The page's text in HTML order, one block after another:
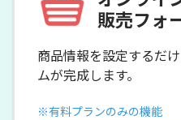
販売フォ
商品情報を設定するだ
ムが完成します。
※有料プランのみの機能